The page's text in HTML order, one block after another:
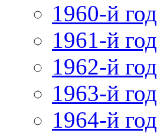
1960-й год
1961-й год
1962-й год
1963-й год
1964-й год